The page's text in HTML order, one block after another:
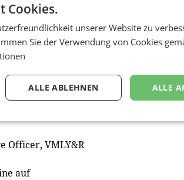
Pernod Ricard NA, USA
und Neuseeland
McCann Worldgroup
Officer, VMLY&R
auf
Cookies.
unserer Website zu
Sie der Verwendung von Cookies
ALLE
ALLE ABLEHNEN